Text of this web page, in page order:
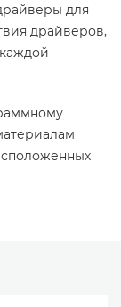
для
драйверов,